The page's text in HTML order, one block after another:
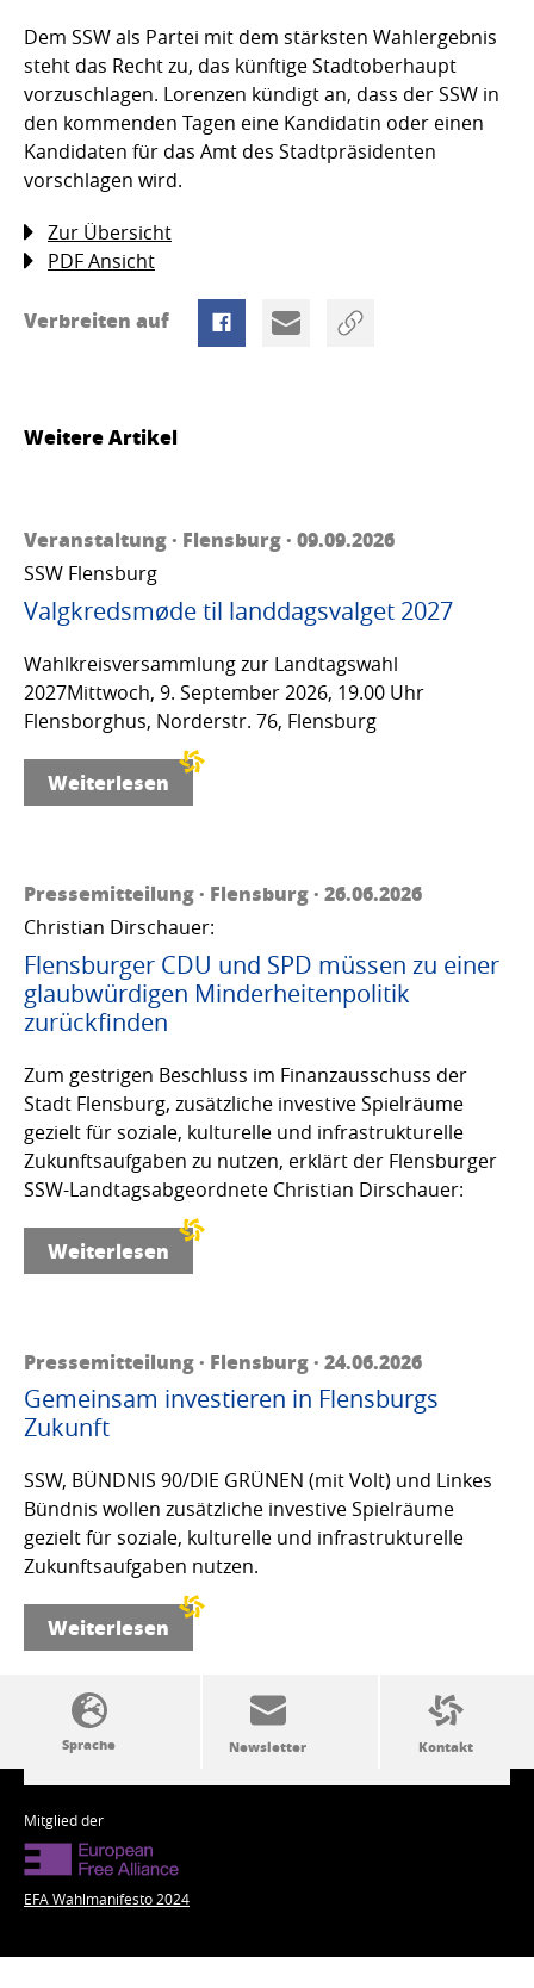
Dem SSW als Partei mit dem stärksten Wahlergebnis
steht das Recht zu, das künftige Stadtoberhaupt
vorzuschlagen. Lorenzen kündigt an, dass der SSW in
den kommenden Tagen eine Kandidatin oder einen
Kandidaten für das Amt des Stadtpräsidenten
vorschlagen wird.
Zur Übersicht
PDF Ansicht
Verbreiten auf
Weitere Artikel
Veranstaltung · Flensburg · 09.09.2026
SSW Flensburg
Valgkredsmøde til landdagsvalget 2027
Wahlkreisversammlung zur Landtagswahl
2027Mittwoch, 9. September 2026, 19.00 Uhr
Flensborghus, Norderstr. 76, Flensburg
Weiterlesen
Pressemitteilung · Flensburg · 26.06.2026
Christian Dirschauer:
Flensburger CDU und SPD müssen zu einer
glaubwürdigen Minderheitenpolitik
zurückfinden
Zum gestrigen Beschluss im Finanzausschuss der
Stadt Flensburg, zusätzliche investive Spielräume
gezielt für soziale, kulturelle und infrastrukturelle
Zukunftsaufgaben zu nutzen, erklärt der Flensburger
SSW-Landtagsabgeordnete Christian Dirschauer:
Weiterlesen
Pressemitteilung · Flensburg · 24.06.2026
Gemeinsam investieren in Flensburgs
Zukunft
SSW, BÜNDNIS 90/DIE GRÜNEN (mit Volt) und Linkes
Bündnis wollen zusätzliche investive Spielräume
gezielt für soziale, kulturelle und infrastrukturelle
Zukunftsaufgaben nutzen.
Weiterlesen
SSW-Politik von A bis Z
Mitglied der
EFA Wahlmanifesto 2024